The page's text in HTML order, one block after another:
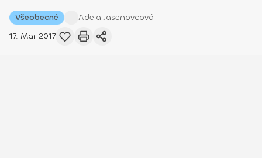
Všeobecné Adela Jasenovcová
17. Mar 2017